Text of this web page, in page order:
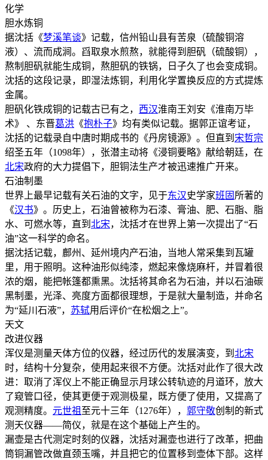
化学
胆水炼铜
据沈括《梦溪笔谈》记载，信州铅山县有苦泉（硫酸铜溶
液）、流而成涧。舀取泉水煎熬，就能得到胆矾（硫酸铜），
熬制胆矾就能生成铜，熬胆矾的铁锅，日子久了也会变成铜。
沈括的这段记录，即湿法炼铜，利用化学置换反应的方式提炼
金属。
胆矾化铁成铜的记载古已有之， 西汉淮南王刘安《淮南万毕
术》 、东晋葛洪 《抱朴子》均有类似记载。据郭正谊考证，
沈括的记载录自中唐时期成书的《丹房镜源》。但直到 宋哲宗
绍圣五年（1098年），张潜主动将《浸铜要略》献给朝廷，在
北宋政府的大力提倡下，胆铜法生产才被迅速推广开来。
石油制墨
世界上最早记载有关石油的文字，见于东汉史学家班固 所著的
《汉书》。历史上，石油曾被称为石漆、膏油、肥、石脂、脂
水、可燃水等，直到 北宋，沈括才在世界上第一次提出了“石
油”这一科学的命名。
据沈括记载，鄜州、延州境内产石油，当地人常采集到瓦罐
里，用于照明。这种油形似纯漆，燃起来像烧麻杆，并冒着很
浓的烟，能把帐篷都熏黑。沈括将其命名为石油，并以石油碳
黑制墨，光泽、亮度方面都很理想，于是就大量制造，并命名
为“延川石液”， 苏轼用后评价“在松烟之上”。
天文
改进仪器
浑仪是测量天体方位的仪器，经过历代的发展演变，到 北宋
时，结构十分复杂，使用起来很不方便。沈括对此作了很大改
进：取消了浑仪上不能正确显示月球公转轨迹的月道环，放大
了窥管口径，使其更便于观测极星，既方便了使用，又提高了
观测精度。 元世祖 至元十三年（1276年）， 郭守敬创制的新式
测天仪器——简仪，就是在这个基础上产生的。
漏壶是古代测定时刻的仪器，沈括对漏壶也进行了改革，把曲
筒铜漏管改做直颈玉嘴，并且把它的位置移到壶体下部。这样